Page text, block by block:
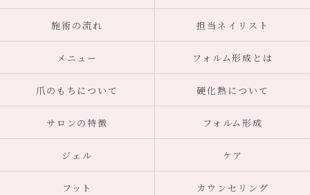
施術の流れ 担当ネイリスト
メニュー フォルム形成とは
爪のもちについて 硬化熱について
サロンの特徴 フォルム形成
ジェル ケア
フット カウンセリング